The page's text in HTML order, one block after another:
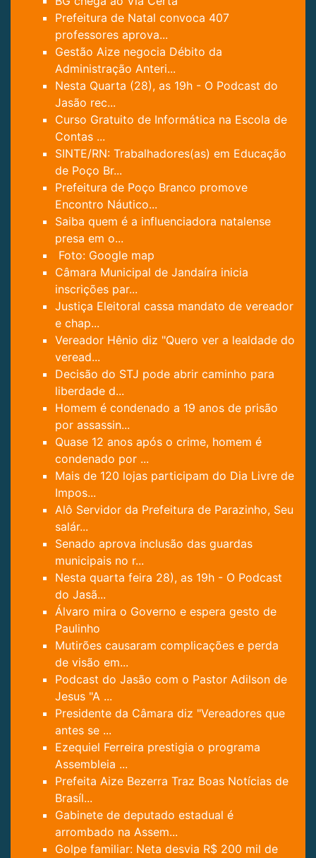
Prefeitura de Natal convoca 407
professores aprova...
Gestão Aize negocia Débito da
Administração Anteri...
Nesta Quarta (28), as 19h - O Podcast do
Jasão rec...
Curso Gratuito de Informática na Escola de
Contas ...
SINTE/RN: Trabalhadores(as) em Educação
de Poço Br...
Prefeitura de Poço Branco promove
Encontro Náutico...
Saiba quem é a influenciadora natalense
presa em o...
Foto: Google map
Câmara Municipal de Jandaíra inicia
inscrições par...
Justiça Eleitoral cassa mandato de vereador
e chap...
Vereador Hênio diz "Quero ver a lealdade do
veread...
Decisão do STJ pode abrir caminho para
liberdade d...
Homem é condenado a 19 anos de prisão
por assassin...
Quase 12 anos após o crime, homem é
condenado por ...
Mais de 120 lojas participam do Dia Livre de
Impos...
Alô Servidor da Prefeitura de Parazinho, Seu
salár...
Senado aprova inclusão das guardas
municipais no r...
Nesta quarta feira 28), as 19h - O Podcast
do Jasã...
Álvaro mira o Governo e espera gesto de
Paulinho
Mutirões causaram complicações e perda
de visão em...
Podcast do Jasão com o Pastor Adilson de
Jesus "A ...
Presidente da Câmara diz "Vereadores que
antes se ...
Ezequiel Ferreira prestigia o programa
Assembleia ...
Prefeita Aize Bezerra Traz Boas Notícias de
Brasíl...
Gabinete de deputado estadual é
arrombado na Assem...
Golpe familiar: Neta desvia R$ 200 mil de